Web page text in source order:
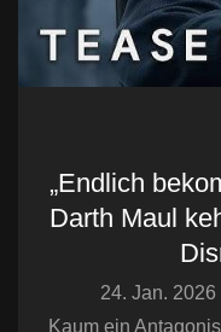
„Endlich
Darth Maul
24. Jan.
Kaum ein